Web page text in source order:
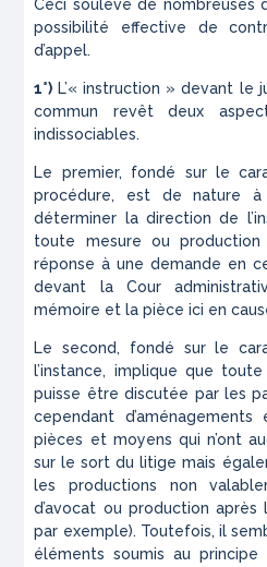
Ceci soulève de nombreuses
possibilité effective de
d’appel.
1°) L’« instruction » devant le
commun revêt deux
indissociables.
Le premier, fondé sur le
procédure, est de nature
déterminer la direction de
toute mesure ou production
réponse à une demande en
devant la Cour
mémoire et la pièce ici en
Le second, fondé sur le
l’instance, implique que
puisse être discutée par les
cependant
pièces et moyens qui n’ont
sur le sort du litige mais
les productions non
d’avocat ou production après
par exemple). Toutefois, il
éléments soumis au